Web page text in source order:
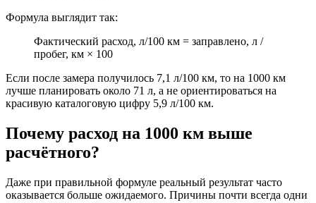
Формула выглядит так:
Фактический расход, л/100 км = заправлено, л /
пробег, км × 100
Если после замера получилось 7,1 л/100 км, то на 1000 км
лучше планировать около 71 л, а не ориентироваться на
красивую каталоговую цифру 5,9 л/100 км.
Почему расход на 1000 км выше
расчётного?
Даже при правильной формуле реальный результат часто
оказывается больше ожидаемого. Причины почти всегда одни